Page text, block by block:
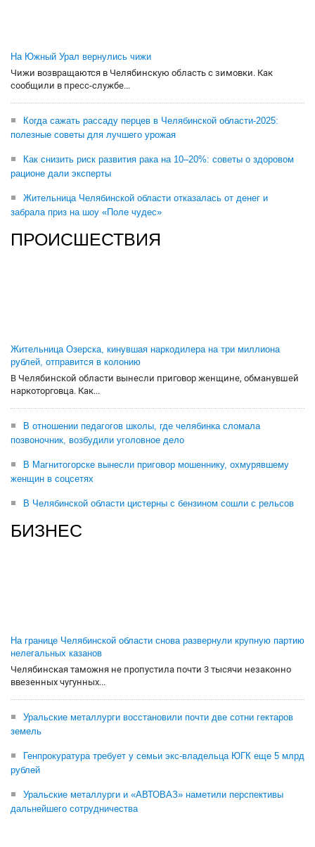
На Южный Урал вернулись чижи
Чижи возвращаются в Челябинскую область с зимовки. Как
сообщили в пресс-службе...
Когда сажать рассаду перцев в Челябинской области-2025:
полезные советы для лучшего урожая
Как снизить риск развития рака на 10–20%: советы о здоровом
рационе дали эксперты
Жительница Челябинской области отказалась от денег и
забрала приз на шоу «Поле чудес»
ПРОИСШЕСТВИЯ
Жительница Озерска, кинувшая наркодилера на три миллиона
рублей, отправится в колонию
В Челябинской области вынесли приговор женщине, обманувшей
наркоторговца. Как...
В отношении педагогов школы, где челябинка сломала
позвоночник, возбудили уголовное дело
В Магнитогорске вынесли приговор мошеннику, охмурявшему
женщин в соцсетях
В Челябинской области цистерны с бензином сошли с рельсов
БИЗНЕС
На границе Челябинской области снова развернули крупную партию
нелегальных казанов
Челябинская таможня не пропустила почти 3 тысячи незаконно
ввезенных чугунных...
Уральские металлурги восстановили почти две сотни гектаров
земель
Генпрокуратура требует у семьи экс-владельца ЮГК еще 5 млрд
рублей
Уральские металлурги и «АВТОВАЗ» наметили перспективы
дальнейшего сотрудничества